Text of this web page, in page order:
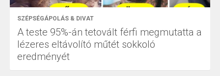
SZÉPSÉGÁPOLÁS & DIVAT
A teste 95%-án tetovált férfi megmutatta a
lézeres eltávolító műtét sokkoló
eredményét